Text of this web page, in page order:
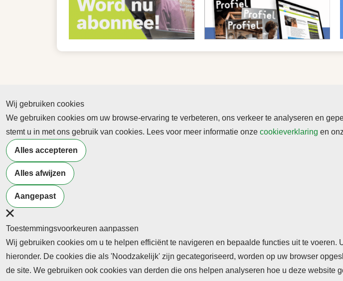
Wij gebruiken cookies
We gebruiken cookies om uw browse-ervaring te verbeteren, ons verkeer te analyseren en
stemt u in met ons gebruik van cookies. Lees voor meer informatie onze cookieverklaring en
Alles accepteren
Alles afwijzen
Aangepast
Toestemmingsvoorkeuren aanpassen
Wij gebruiken cookies om u te helpen efficiënt te navigeren en bepaalde functies uit te
hieronder. De cookies die als 'Noodzakelijk' zijn gecategoriseerd, worden op uw browser
de site. We gebruiken ook cookies van derden die ons helpen analyseren hoe u deze
Abonnement
Nieuws
Meld je aan voor de nieuwsbrief
Neem contact op